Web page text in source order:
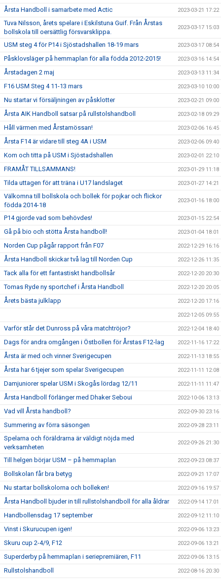
Årsta Handboll i samarbete med Actic 2023-03-21 17:22
Tuva Nilsson, årets spelare i Eskilstuna Guif. Från Årstas
bollskola till oersättlig försvarsklippa.
2023-03-17 15:03
USM steg 4 för P14 i Sjöstadshallen 18-19 mars 2023-03-17 08:54
Påsklovsläger på hemmaplan för alla födda 2012-2015! 2023-03-16 14:54
Årstadagen 2 maj 2023-03-13 11:34
F16 USM Steg 4 11-13 mars 2023-03-10 10:00
Nu startar vi försäljningen av påsklotter 2023-02-21 09:00
Årsta AIK Handboll satsar på rullstolshandboll 2023-02-18 09:29
Håll värmen med Årstamössan! 2023-02-06 16:45
Årsta F14 är vidare till steg 4A i USM 2023-02-06 09:40
Kom och titta på USM i Sjöstadshallen 2023-02-01 22:10
FRAMÅT TILLSAMMANS! 2023-01-29 11:18
Tilda uttagen för att träna i U17 landslaget 2023-01-27 14:21
Välkomna till bollskola och bollek för pojkar och flickor
födda 2014-18
2023-01-16 18:00
P14 gjorde vad som behövdes! 2023-01-15 22:54
Gå på bio och stötta Årsta handboll! 2023-01-04 18:01
Norden Cup pågår rapport från F07 2022-12-29 16:16
Årsta Handboll skickar två lag till Norden Cup 2022-12-26 11:35
Tack alla för ett fantastiskt handbollsår 2022-12-20 20:30
Tomas Ryde ny sportchef i Årsta Handboll 2022-12-20 20:05
Årets bästa julklapp 2022-12-20 17:16
2022-12-05 09:55
Varför står det Dunross på våra matchtröjor? 2022-12-04 18:40
Dags för andra omgången i Östbollen för Årstas F12-lag 2022-11-16 17:22
Årsta är med och vinner Sverigecupen 2022-11-13 18:55
Årsta har 6 tjejer som spelar Sverigecupen 2022-11-11 12:08
Damjuniorer spelar USM i Skogås lördag 12/11 2022-11-11 11:47
Årsta Handboll förlänger med Dhaker Seboui 2022-10-06 13:13
Vad vill Årsta handboll? 2022-09-30 23:16
Summering av förra säsongen 2022-09-28 23:11
Spelarna och föräldrarna är väldigt nöjda med
verksamheten
2022-09-26 21:30
Till helgen börjar USM – på hemmaplan 2022-09-23 08:37
Bollskolan får bra betyg 2022-09-21 17:07
Nu startar bollskolorna och bolleken! 2022-09-16 19:57
Årsta Handboll bjuder in till rullstolshandboll för alla åldrar 2022-09-14 17:01
Handbollensdag 17 september 2022-09-12 11:10
Vinst i Skurucupen igen! 2022-09-06 13:23
Skuru cup 2-4/9, F12 2022-09-06 13:21
Superderby på hemmaplan i seriepremiären, F11 2022-09-06 13:15
Rullstolshandboll 2022-08-16 20:30